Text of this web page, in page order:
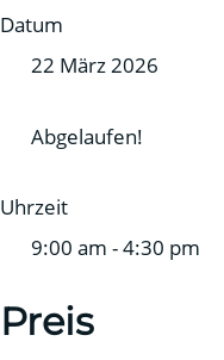
Datum
22 März 2026
Abgelaufen!
Uhrzeit
9:00 am - 4:30 pm
Preis